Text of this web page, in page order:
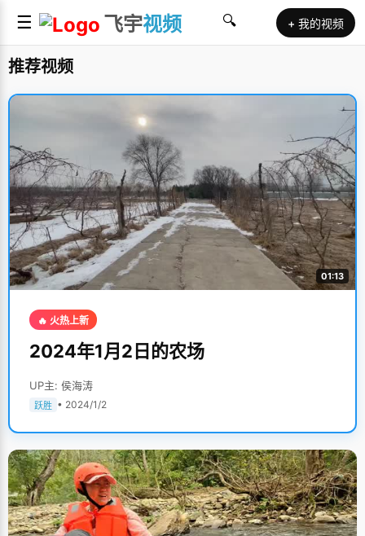
☰ 飞宇视频 🔍 + 我的视频
推荐视频
01:13
🔥 火热上新
2024年1月2日的农场
UP主: 侯海涛
跃胜 • 2024/1/2